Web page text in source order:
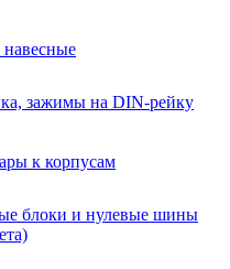
навесные
зажимы на DIN-рейку
к корпусам
блоки и нулевые шины